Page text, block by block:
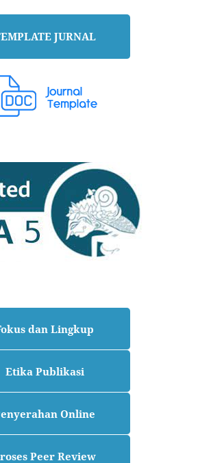
JURNAL
dan Lingkup
Etika Publikasi
Online
Peer Review